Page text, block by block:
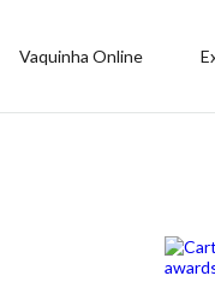
Vaquinha Online